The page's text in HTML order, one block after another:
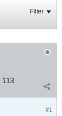
Filter
113
#1